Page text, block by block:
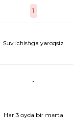
1
Suv ichishga yaroqsiz
-
Har 3 oyda bir marta